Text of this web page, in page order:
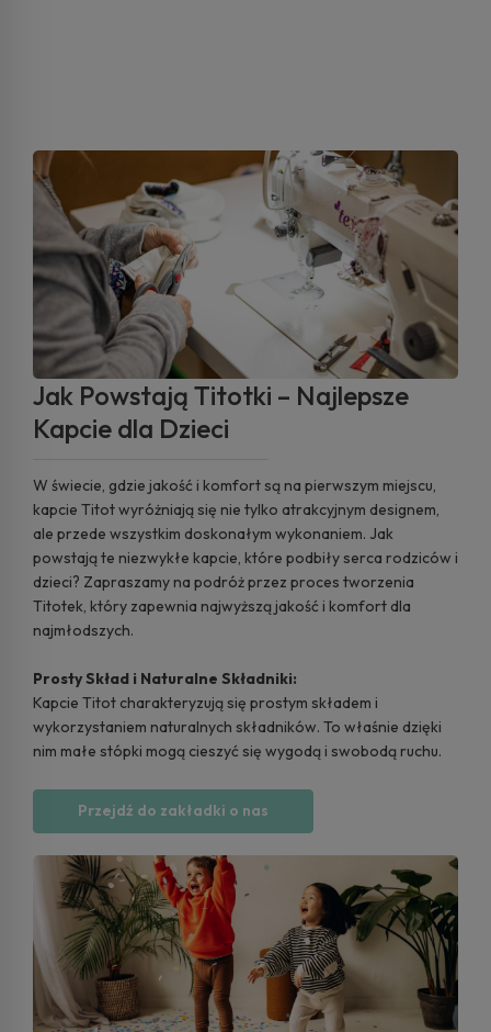
Jak Powstają Titotki – Najlepsze
Kapcie dla Dzieci
W świecie, gdzie jakość i komfort są na pierwszym miejscu,
kapcie Titot wyróżniają się nie tylko atrakcyjnym designem,
ale przede wszystkim doskonałym wykonaniem. Jak
powstają te niezwykłe kapcie, które podbiły serca rodziców i
dzieci? Zapraszamy na podróż przez proces tworzenia
Titotek, który zapewnia najwyższą jakość i komfort dla
najmłodszych.
Prosty Skład i Naturalne Składniki:
Kapcie Titot charakteryzują się prostym składem i
wykorzystaniem naturalnych składników. To właśnie dzięki
nim małe stópki mogą cieszyć się wygodą i swobodą ruchu.
Przejdź do zakładki o nas